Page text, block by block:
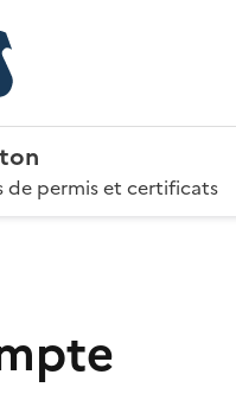
de permis et certificats